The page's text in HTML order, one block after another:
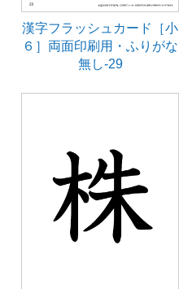
漢字フラッシュカード［小
６］両面印刷用・ふりがな
無し-29